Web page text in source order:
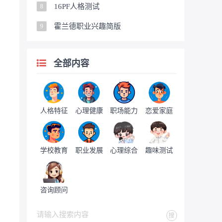
8 16PF人格测试
9 霍兰德职业兴趣简版
全部内容
人格特征 心理健康 职场能力 恋爱家庭
学校教育 职业发展 心理综合 趣味测试
咨询顾问